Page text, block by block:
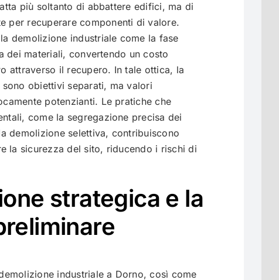
più soltanto di abbattere edifici, ma di
per recuperare componenti di valore.
demolizione industriale come la fase
dei materiali, convertendo un costo
attraverso il recupero. In tale ottica, la
obiettivi separati, ma valori
potenzianti. Le pratiche che
come la segregazione precisa dei
demolizione selettiva, contribuiscono
la sicurezza del sito, riducendo i rischi di
strategica e la
industriale a Dorno, così come